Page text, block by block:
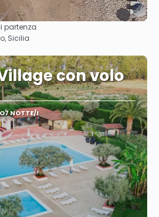
Vedere
partenza
Sicilia
con volo
7 NOTTE/I